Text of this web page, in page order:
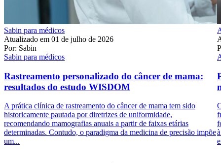
Sabin para médicos
Atualizado em 01 de julho de 2026
Por: Sabin
Sabin para médicos
Rastreamento personalizado do câncer de mama:
resultados do estudo WISDOM
A prática clínica de rastreamento do câncer de mama tem sido
historicamente pautada por diretrizes de uniformidade,
recomendando mamografias anuais a partir de faixas etárias
determinadas. Contudo, o paradigma da medicina de precisão impõe
um...